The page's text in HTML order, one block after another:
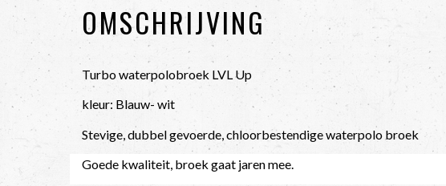
OMSCHRIJVING
Turbo waterpolobroek LVL Up
kleur: Blauw- wit
Stevige, dubbel gevoerde, chloorbestendige waterpolo broek
Goede kwaliteit, broek gaat jaren mee.